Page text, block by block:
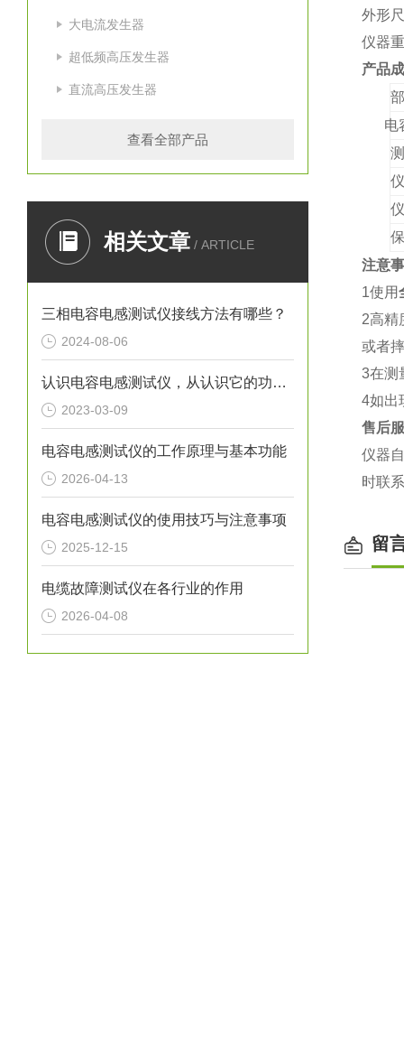
大电流发生器
超低频高压发生器
直流高压发生器
查看全部产品
相关文章 / ARTICLE
三相电容电感测试仪接线方法有哪些？
2024-08-06
认识电容电感测试仪，从认识它的功能特点开始
2023-03-09
电容电感测试仪的工作原理与基本功能
2026-04-13
电容电感测试仪的使用技巧与注意事项
2025-12-15
电缆故障测试仪在各行业的作用
2026-04-08
外形
仪器
产品
电
注意
1使用
2高精
或者
3在测
4如出
售后
仪器
时联
留